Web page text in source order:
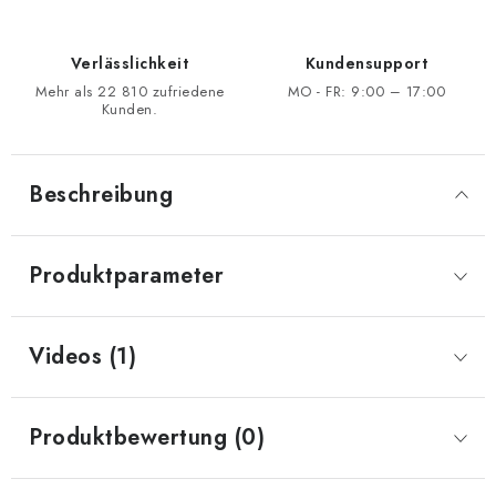
Verlässlichkeit
Mehr als 22 810 zufriedene
Kunden.
Kundensupport
MO - FR: 9:00 – 17:00
Beschreibung
Produktparameter
Videos (1)
Produktbewertung (0)